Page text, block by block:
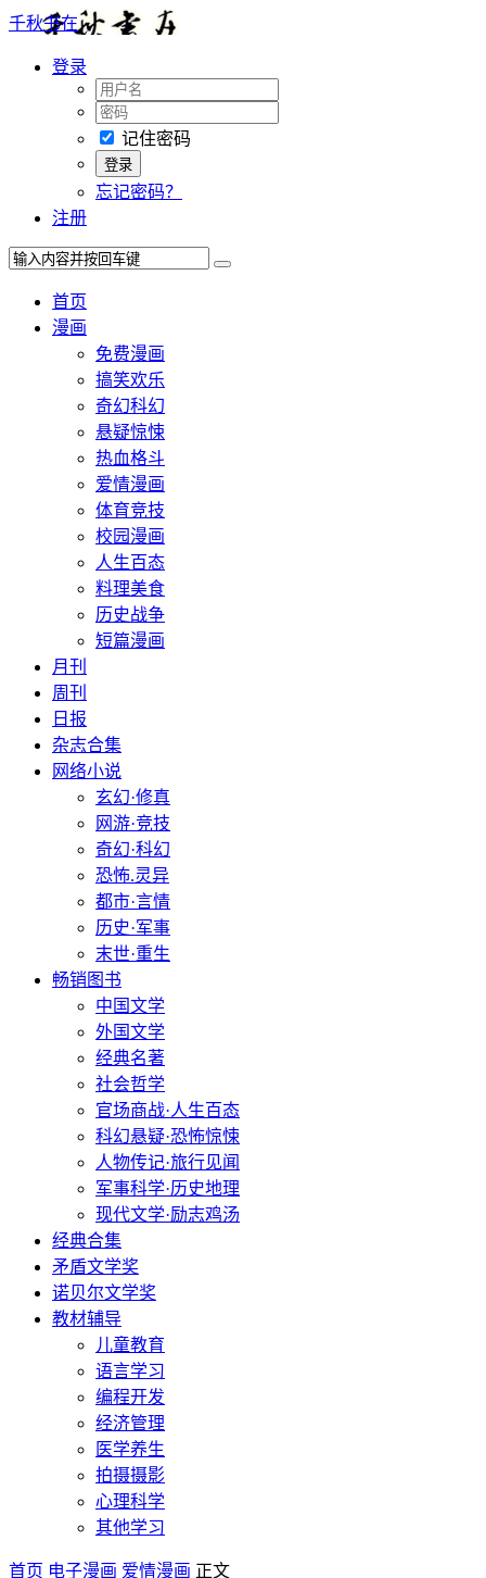
千秋书在
登录
记住密码
忘记密码？
注册
首页
漫画
免费漫画
搞笑欢乐
奇幻科幻
悬疑惊悚
热血格斗
爱情漫画
体育竞技
校园漫画
人生百态
料理美食
历史战争
短篇漫画
月刊
周刊
日报
杂志合集
网络小说
玄幻·修真
网游·竞技
奇幻·科幻
恐怖.灵异
都市·言情
历史·军事
末世·重生
畅销图书
中国文学
外国文学
经典名著
社会哲学
官场商战·人生百态
科幻悬疑·恐怖惊悚
人物传记·旅行见闻
军事科学·历史地理
现代文学·励志鸡汤
经典合集
矛盾文学奖
诺贝尔文学奖
教材辅导
儿童教育
语言学习
编程开发
经济管理
医学养生
拍摄摄影
心理科学
其他学习
首页 电子漫画 爱情漫画 正文